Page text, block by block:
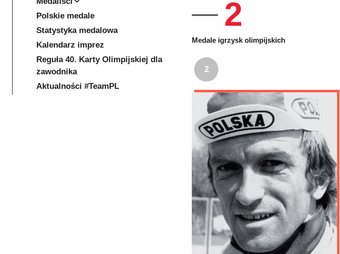
2
Medale igrzysk olimpijskich
2
Polskie medale
Statystyka medalowa
Kalendarz imprez
Reguła 40. Karty Olimpijskiej dla
zawodnika
Aktualności #TeamPL